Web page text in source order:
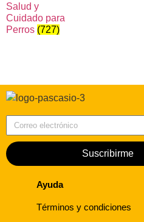
Salud y
Cuidado para
Perros (727)
Suscribirme
Ayuda
Términos y condiciones